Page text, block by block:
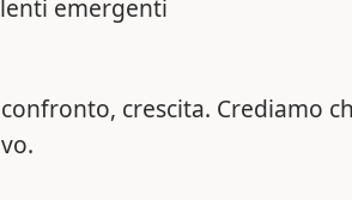
emergenti
crescita. Crediamo